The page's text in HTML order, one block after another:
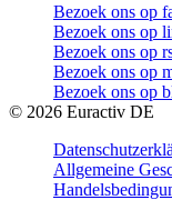
Bezoek ons op
Bezoek ons op
Bezoek ons op
Bezoek ons op
Bezoek ons op
© 2026 Euractiv DE
Allgemeine